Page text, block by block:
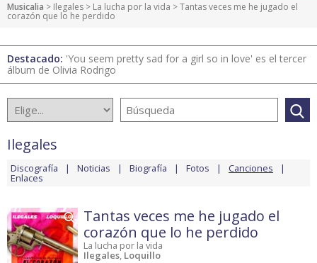
Musicalia > Ilegales > La lucha por la vida > Tantas veces me he jugado el
corazón que lo he perdido
Destacado: 'You seem pretty sad for a girl so in love' es el tercer
álbum de Olivia Rodrigo
Ilegales
Discografía Noticias Biografía Fotos Canciones
Enlaces
Tantas veces me he jugado el
corazón que lo he perdido
La lucha por la vida
Ilegales, Loquillo